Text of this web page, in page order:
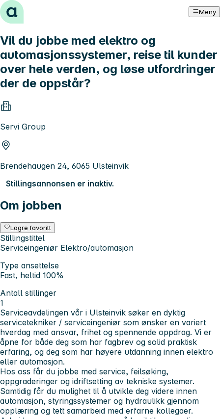
Hopp til innhold Meny
Vil du jobbe med elektro og
automasjonssystemer, reise til kunder
over hele verden, og løse utfordringer
der de oppstår?
Servi Group
Brendehaugen 24, 6065 Ulsteinvik
Stillingsannonsen er inaktiv.
Om jobben
Lagre favoritt
Stillingstittel
Serviceingeniør Elektro/automasjon
Type ansettelse
Fast, heltid 100%
Antall stillinger
1
Serviceavdelingen vår i Ulsteinvik søker en dyktig
servicetekniker / serviceingeniør som ønsker en variert
hverdag med ansvar, frihet og spennende oppdrag. Vi er
åpne for både deg som har fagbrev og solid praktisk
erfaring, og deg som har høyere utdanning innen elektro
eller automasjon.
Hos oss får du jobbe med service, feilsøking,
oppgraderinger og idriftsetting av tekniske systemer.
Samtidig får du mulighet til å utvikle deg videre innen
automasjon, styringssystemer og hydraulikk gjennom
opplæring og tett samarbeid med erfarne kollegaer.